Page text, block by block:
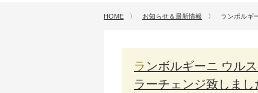
HOME 〉 お知らせ＆最新情報 〉 ランボルギ
ランボルギーニ ウルスのエクステリアのカラーをラッピングでカ
ラーチェンジ致しまし